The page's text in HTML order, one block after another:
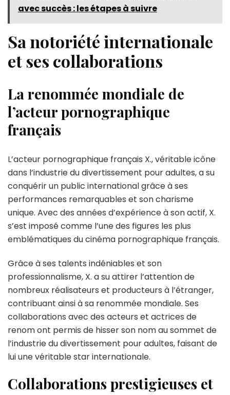
avec succès : les étapes à suivre
Sa notoriété internationale
et ses collaborations
La renommée mondiale de
l’acteur pornographique
français
L’acteur pornographique français X., véritable icône
dans l’industrie du divertissement pour adultes, a su
conquérir un public international grâce à ses
performances remarquables et son charisme
unique. Avec des années d’expérience à son actif, X.
s’est imposé comme l’une des figures les plus
emblématiques du cinéma pornographique français.
Grâce à ses talents indéniables et son
professionnalisme, X. a su attirer l’attention de
nombreux réalisateurs et producteurs à l’étranger,
contribuant ainsi à sa renommée mondiale. Ses
collaborations avec des acteurs et actrices de
renom ont permis de hisser son nom au sommet de
l’industrie du divertissement pour adultes, faisant de
lui une véritable star internationale.
Collaborations prestigieuses et